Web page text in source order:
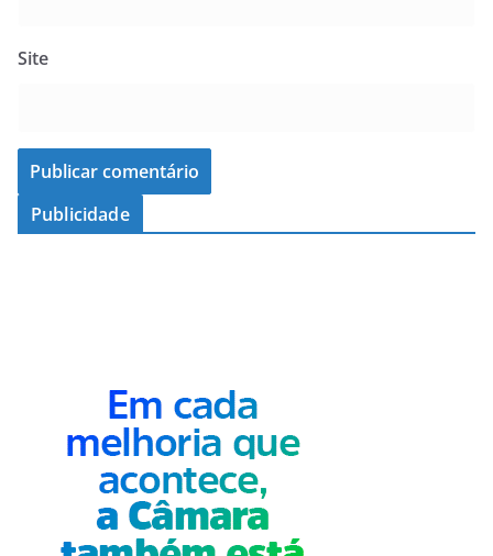
Site
Publicidade